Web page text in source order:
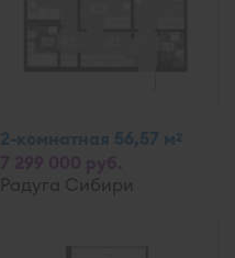
2-комнатная 56,57 м2
Радуга Сибири